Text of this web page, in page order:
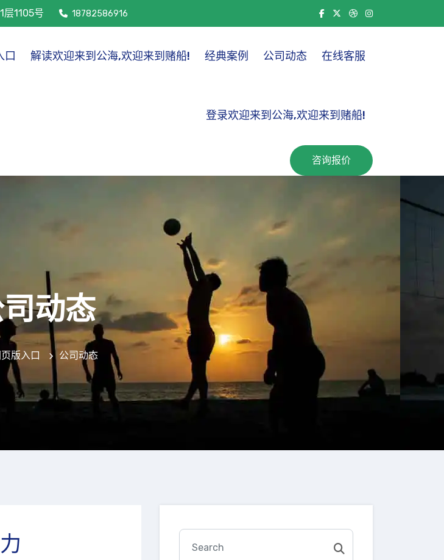
层1105号 18782586916
口 解读欢迎来到公海,欢迎来到赌船! 经典案例 公司动态 在线客服
登录欢迎来到公海,欢迎来到赌船!
咨询报价
动态
版入口 公司动态